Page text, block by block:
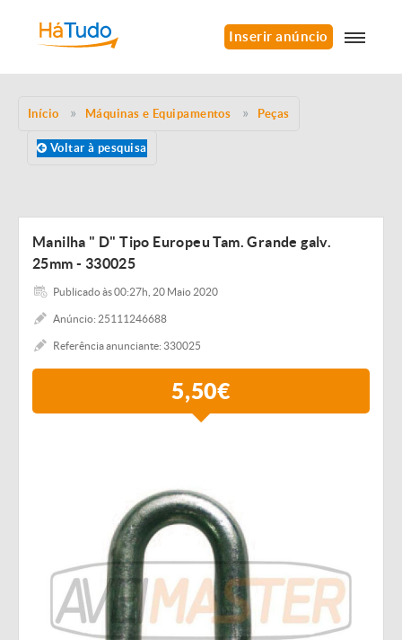
Inserir anúncio
Início Máquinas e Equipamentos Peças
Voltar à pesquisa
Manilha " D" Tipo Europeu Tam. Grande galv.
25mm - 330025
Publicado às 00:27h, 20 Maio 2020
Anúncio: 25111246688
Referência anunciante: 330025
5,50€